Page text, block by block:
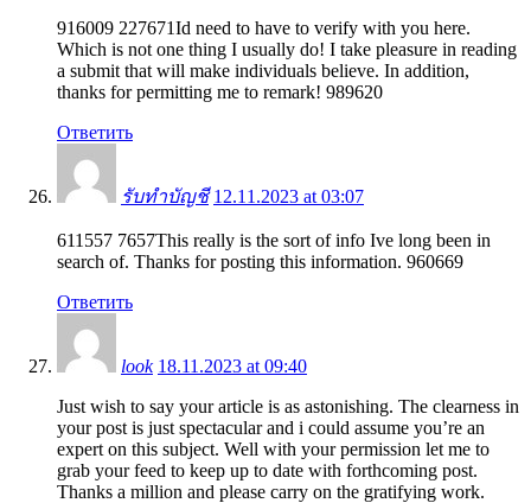
916009 227671Id need to have to verify with you here.
Which is not one thing I usually do! I take pleasure in reading
a submit that will make individuals believe. In addition,
thanks for permitting me to remark! 989620
Ответить
รับทำบัญชี 12.11.2023 at 03:07
611557 7657This really is the sort of info Ive long been in
search of. Thanks for posting this information. 960669
Ответить
look 18.11.2023 at 09:40
Just wish to say your article is as astonishing. The clearness in
your post is just spectacular and i could assume you’re an
expert on this subject. Well with your permission let me to
grab your feed to keep up to date with forthcoming post.
Thanks a million and please carry on the gratifying work.